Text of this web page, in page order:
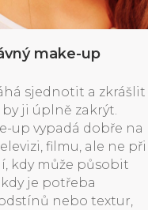
make-up
sjednotit a zkrášlit
ji úplně zakrýt.
up vypadá dobře na
filmu, ale ne při
kdy může působit
je potřeba
nebo textur,